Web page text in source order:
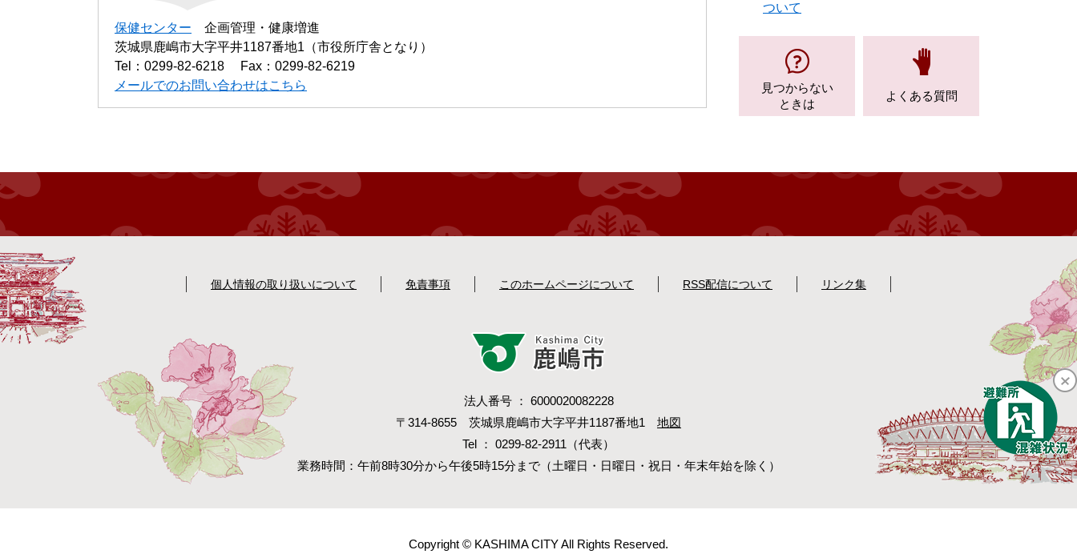
保健センター
企画管理・健康増進
茨城県鹿嶋市大字平井1187番地1（市役所庁舎となり）
Tel：0299-82-6218
Fax：0299-82-6219
メールでのお問い合わせはこちら
ついて
見つからない
ときは
よくある質問
個人情報の取り扱いについて 免責事項 このホームページについて RSS配信について リンク集
法人番号 ： 6000020082228
〒314-8655 茨城県鹿嶋市大字平井1187番地1 地図
Tel ： 0299-82-2911（代表）
業務時間：午前8時30分から午後5時15分まで（土曜日・日曜日・祝日・年末年始を除く）
Copyright © KASHIMA CITY All Rights Reserved.